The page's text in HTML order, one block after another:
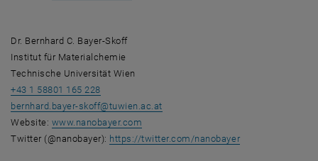
Dr. Bernhard C. Bayer-Skoff
Institut für Materialchemie
Technische Universität Wien
+43 1 58801 165 228
bernhard.bayer-skoff@tuwien.ac.at
Website: www.nanobayer.com
Twitter (@nanobayer): https://twitter.com/nanobayer, öffnet eine